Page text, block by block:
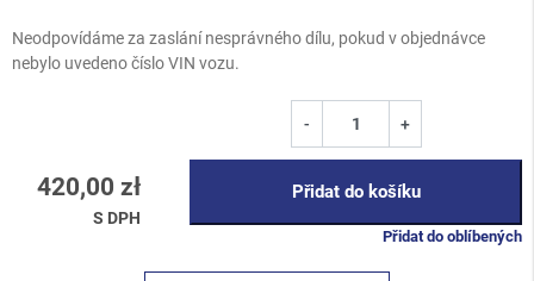
Neodpovídáme za zaslání nesprávného dílu, pokud v objednávce
nebylo uvedeno číslo VIN vozu.
420,00 zł
S DPH
- +
Přidat do košíku
Přidat do oblíbených